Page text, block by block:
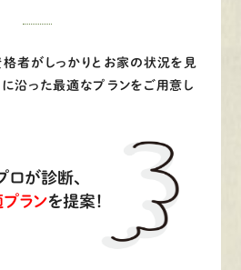
者がしっかりとお家の状況を見
沿った最適なプランをご用意し
ロが診断、
ランを提案！